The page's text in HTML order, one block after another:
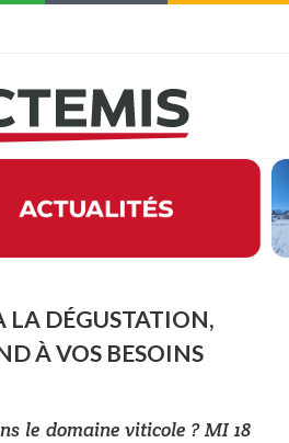
LA DÉGUSTATION,
À VOS BESOINS
le domaine viticole ? MI 18